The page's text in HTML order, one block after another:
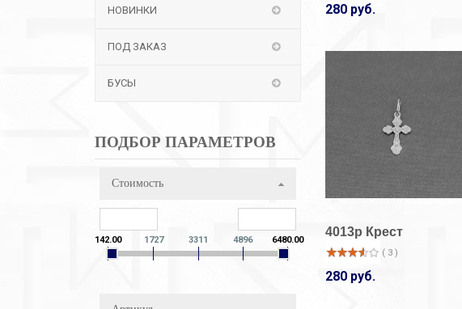
НОВИНКИ
ПОД ЗАКАЗ
БУСЫ
ПОДБОР ПАРАМЕТРОВ
Стоимость
142.00 1727 3311 4896 6480.00
280 руб.
4013р Крест
( 3 )
280 руб.